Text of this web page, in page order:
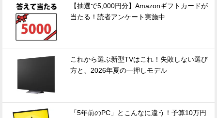
【抽選で5,000円分】Amazonギフトカードが
当たる！読者アンケート実施中
これから選ぶ新型TVはこれ！失敗しない選び
方と、2026年夏の一押しモデル
「5年前のPC」とこんなに違う！予算10万円